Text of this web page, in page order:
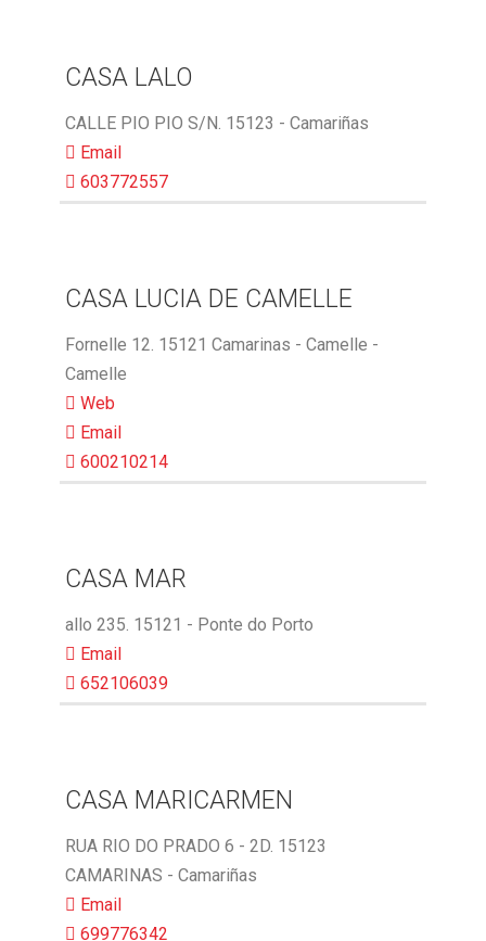
CASA LALO
CALLE PIO PIO S/N. 15123 - Camariñas
Email
603772557
CASA LUCIA DE CAMELLE
Fornelle 12. 15121 Camarinas - Camelle -
Camelle
Web
Email
600210214
CASA MAR
allo 235. 15121 - Ponte do Porto
Email
652106039
CASA MARICARMEN
RUA RIO DO PRADO 6 - 2D. 15123
CAMARINAS - Camariñas
Email
699776342